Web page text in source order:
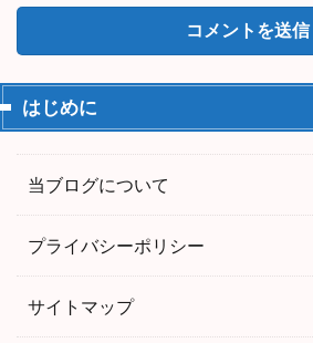
はじめに
当ブログについて
プライバシーポリシー
サイトマップ